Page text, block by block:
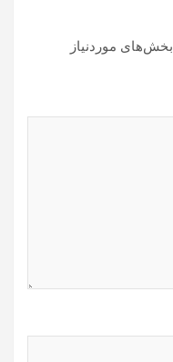
بخش‌های موردنیاز